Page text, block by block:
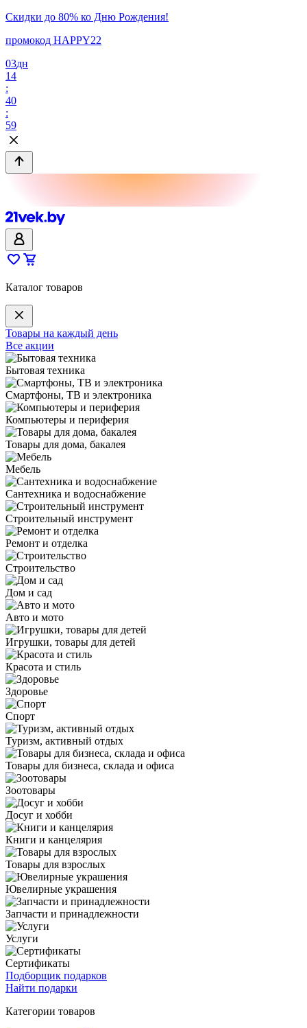
Скидки до 80% ко Дню Рождения!
промокод HAPPY22
03дн
14
:
40
:
59
Каталог товаров
Товары на каждый день
Все акции
Бытовая техника
Смартфоны, ТВ и электроника
Компьютеры и периферия
Товары для дома, бакалея
Мебель
Сантехника и водоснабжение
Строительный инструмент
Ремонт и отделка
Строительство
Дом и сад
Авто и мото
Игрушки, товары для детей
Красота и стиль
Здоровье
Спорт
Туризм, активный отдых
Товары для бизнеса, склада и офиса
Зоотовары
Досуг и хобби
Книги и канцелярия
Товары для взрослых
Ювелирные украшения
Запчасти и принадлежности
Услуги
Сертификаты
Подборщик подарков
Найти подарки
Категории товаров